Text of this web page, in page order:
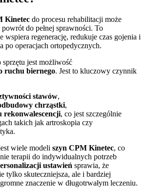
Kinetec do procesu rehabilitacji może
do pełnej sprawności. To
wspiera regenerację, redukuje czas gojenia i
po operacjach ortopedycznych.
sprzętu jest możliwość
ruchu biernego. Jest to kluczowy czynnik
stawów,
chrząstki,
rekonwalescencji, co jest szczególnie
takich jak artroskopia czy
wiele modeli szyn CPM Kinetec, co
terapii do indywidualnych potrzeb
ustawień sprawia, że
tylko skuteczniejsza, ale i bardziej
znaczenie w długotrwałym leczeniu.